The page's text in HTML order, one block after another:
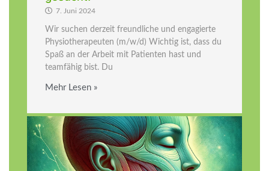
7. Juni 2024
Wir suchen derzeit freundliche und engagierte
Physiotherapeuten (m/w/d) Wichtig ist, dass du
Spaß an der Arbeit mit Patienten hast und
teamfähig bist. Du
Mehr Lesen »